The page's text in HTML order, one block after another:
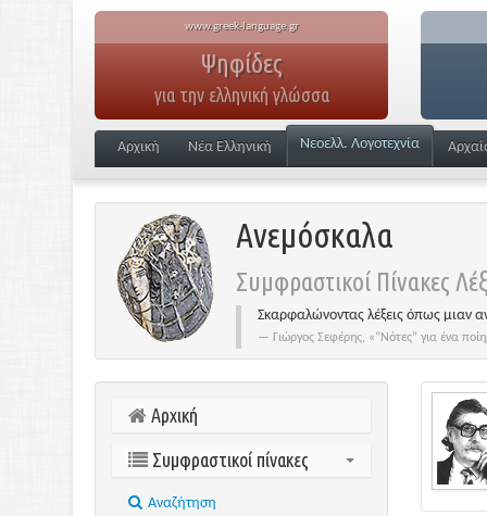
www.greek-language.gr
Ψηφίδες
για την ελληνική γλώσσα
Αρχική Νέα Ελληνική Νεοελλ. Λογοτεχνία
Ανεμόσκαλα
Συμφραστικοί Πίνακες
Σκαρφαλώνοντας λέξεις όπως μιαν
Γιώργος Σεφέρης, «“Νότες” για ένα
Αρχική
Συμφραστικοί πίνακες
Aναζήτηση